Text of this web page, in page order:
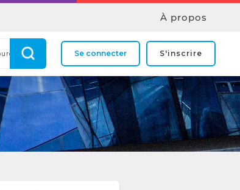
À propos
Se connecter S'inscrire